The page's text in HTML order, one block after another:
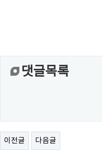
댓글목록
이전글 다음글